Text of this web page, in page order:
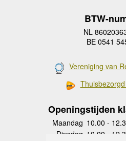
BTW-
NL
BE 0541
Vereniging van
Openingstijden
Maandag 10.00 -
Dinsdag 10.00 -